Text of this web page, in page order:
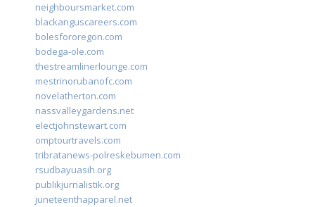
neighboursmarket.com
blackanguscareers.com
bolesfororegon.com
bodega-ole.com
thestreamlinerlounge.com
mestrinorubanofc.com
novelatherton.com
nassvalleygardens.net
electjohnstewart.com
omptourtravels.com
tribratanews-polreskebumen.com
rsudbayuasih.org
publikjurnalistik.org
juneteenthapparel.net